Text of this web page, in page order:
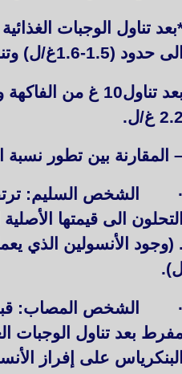
تناول الوجبات
الى حدود (1.5-1.6غ/ل) وتنخفض قيمة التحلون بعد حقن جرعة من الأنسولين.
بعد تناول10 غ
2.2 غ/ل.
– المقارنة بين تطور
·
الشخص السليم:
التحلون الى قيمتها
·
الشخص المصاب: قبل
بعد تناول الوجبات
البنكرياس على إفراز